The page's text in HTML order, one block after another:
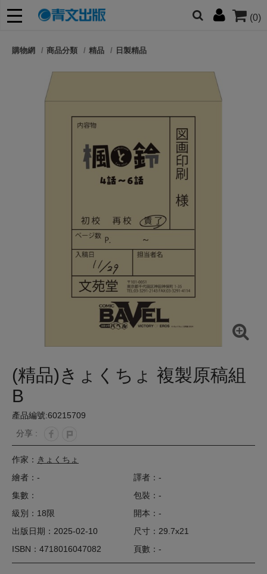
(0)
朋友們，提高警覺！
購物網 商品分類 精品 日製精品
(精品)きょくちょ 複製原稿組
B
產品編號:60215709
分享 :
作家： きょくちょ
繪者：-
譯者：-
集數：
包裝：-
級別：18限
開本：-
出版日期：2025-02-10
尺寸：29.7x21
ISBN：4718016047082
頁數：-